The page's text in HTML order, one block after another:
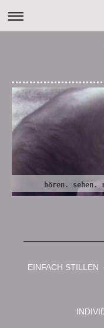
hören. sehen.
EINFACH